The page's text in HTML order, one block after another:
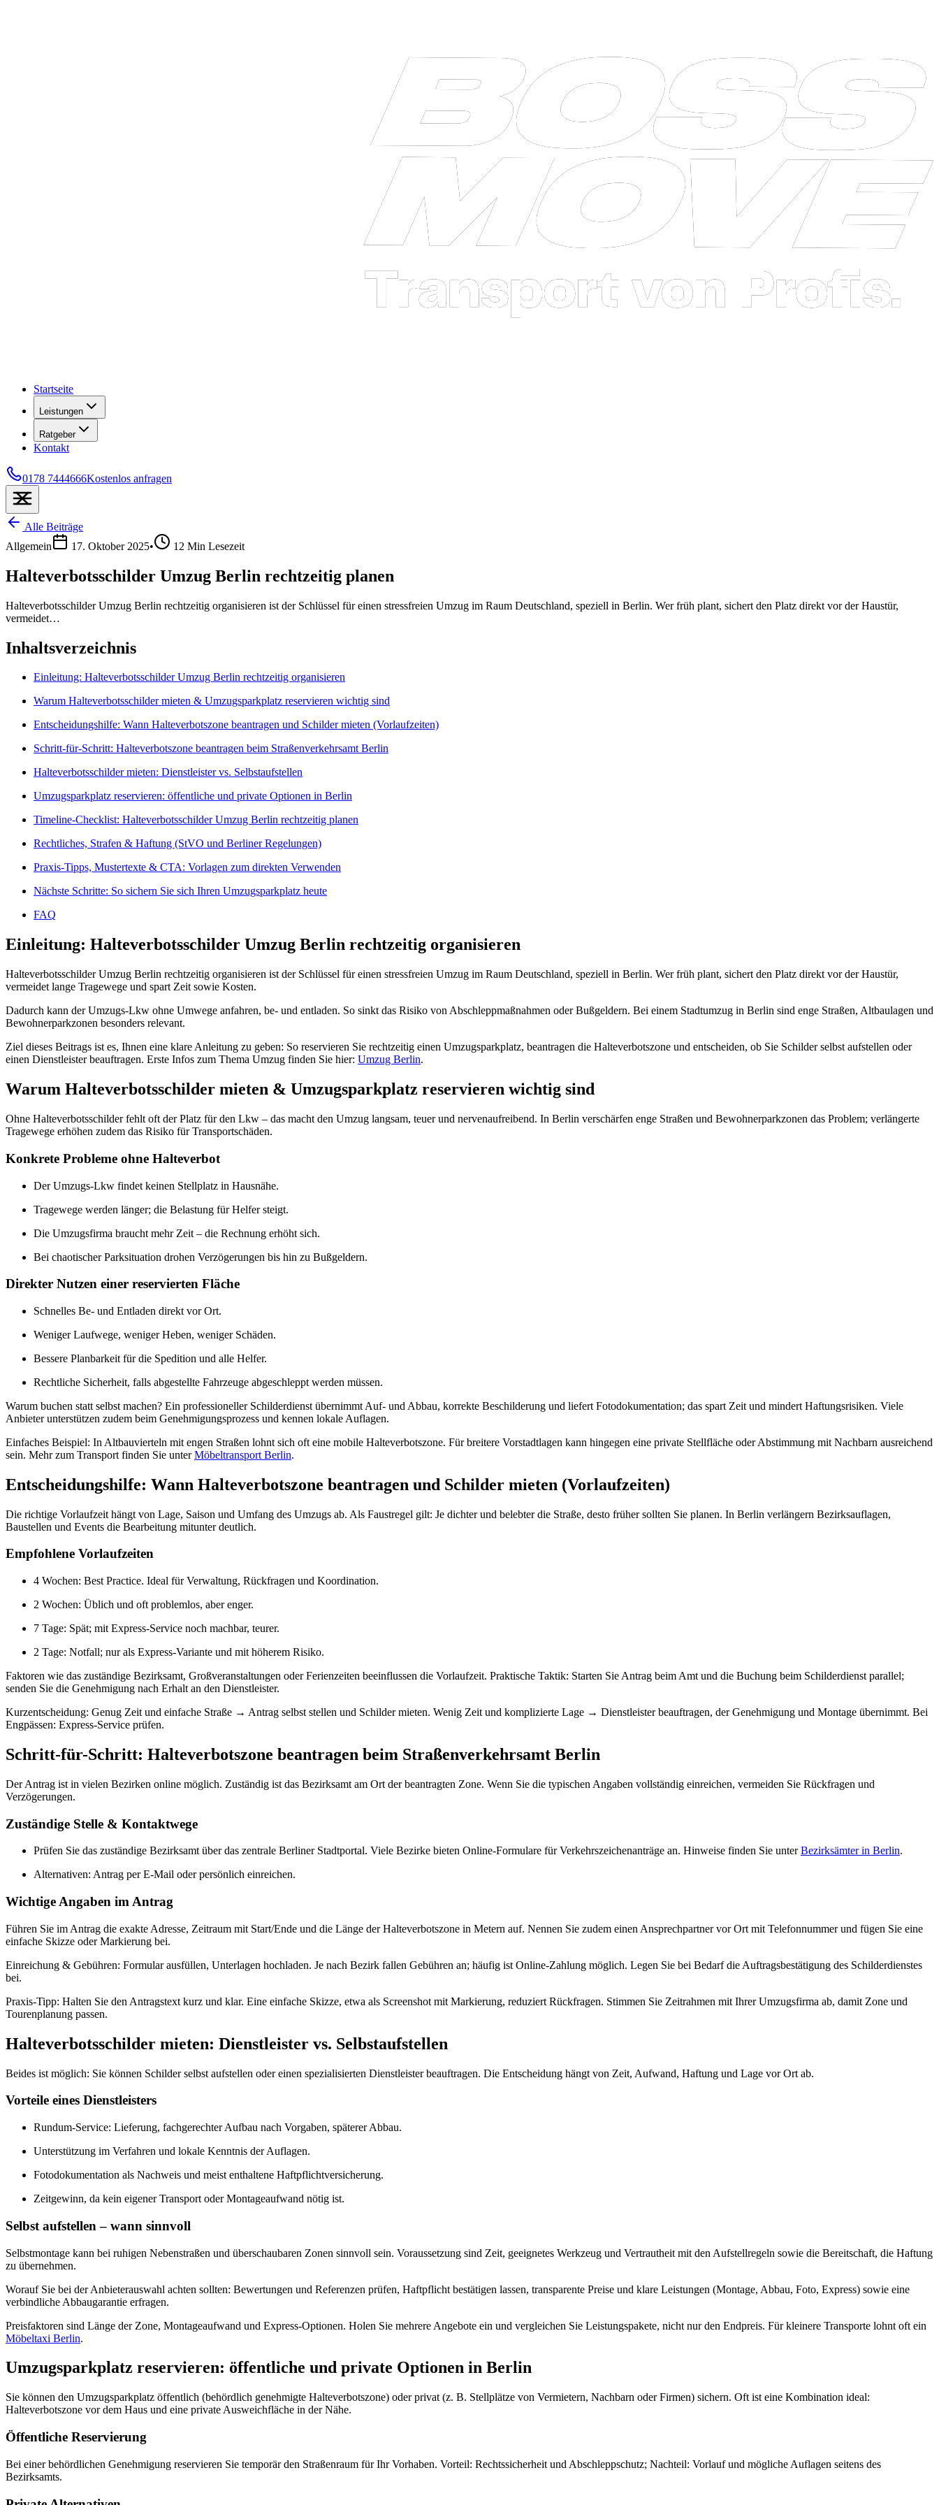
Startseite
Leistungen
Ratgeber
Kontakt
0178 7444666Kostenlos anfragen
Alle Beiträge
Allgemein
17. Oktober 2025• 12 Min Lesezeit
Halteverbotsschilder Umzug Berlin rechtzeitig planen
Halteverbotsschilder Umzug Berlin rechtzeitig organisieren ist der Schlüssel für einen stressfreien Umzug im Raum Deutschland, speziell in Berlin. Wer früh plant, sichert den Platz direkt vor der Haustür,
vermeidet…
Inhaltsverzeichnis
Einleitung: Halteverbotsschilder Umzug Berlin rechtzeitig organisieren
Warum Halteverbotsschilder mieten & Umzugsparkplatz reservieren wichtig sind
Entscheidungshilfe: Wann Halteverbotszone beantragen und Schilder mieten (Vorlaufzeiten)
Schritt-für-Schritt: Halteverbotszone beantragen beim Straßenverkehrsamt Berlin
Halteverbotsschilder mieten: Dienstleister vs. Selbstaufstellen
Umzugsparkplatz reservieren: öffentliche und private Optionen in Berlin
Timeline-Checklist: Halteverbotsschilder Umzug Berlin rechtzeitig planen
Rechtliches, Strafen & Haftung (StVO und Berliner Regelungen)
Praxis-Tipps, Mustertexte & CTA: Vorlagen zum direkten Verwenden
Nächste Schritte: So sichern Sie sich Ihren Umzugsparkplatz heute
FAQ
Einleitung: Halteverbotsschilder Umzug Berlin rechtzeitig organisieren
Halteverbotsschilder Umzug Berlin rechtzeitig organisieren ist der Schlüssel für einen stressfreien Umzug im Raum Deutschland, speziell in Berlin. Wer früh plant, sichert den Platz direkt vor der Haustür,
vermeidet lange Tragewege und spart Zeit sowie Kosten.
Dadurch kann der Umzugs-Lkw ohne Umwege anfahren, be- und entladen. So sinkt das Risiko von Abschleppmaßnahmen oder Bußgeldern. Bei einem Stadtumzug in Berlin sind enge Straßen, Altbaulagen und
Bewohnerparkzonen besonders relevant.
Ziel dieses Beitrags ist es, Ihnen eine klare Anleitung zu geben: So reservieren Sie rechtzeitig einen Umzugsparkplatz, beantragen die Halteverbotszone und entscheiden, ob Sie Schilder selbst aufstellen oder
einen Dienstleister beauftragen. Erste Infos zum Thema Umzug finden Sie hier: Umzug Berlin.
Warum Halteverbotsschilder mieten & Umzugsparkplatz reservieren wichtig sind
Ohne Halteverbotsschilder fehlt oft der Platz für den Lkw – das macht den Umzug langsam, teuer und nervenaufreibend. In Berlin verschärfen enge Straßen und Bewohnerparkzonen das Problem; verlängerte
Tragewege erhöhen zudem das Risiko für Transportschäden.
Konkrete Probleme ohne Halteverbot
Der Umzugs-Lkw findet keinen Stellplatz in Hausnähe.
Tragewege werden länger; die Belastung für Helfer steigt.
Die Umzugsfirma braucht mehr Zeit – die Rechnung erhöht sich.
Bei chaotischer Parksituation drohen Verzögerungen bis hin zu Bußgeldern.
Direkter Nutzen einer reservierten Fläche
Schnelles Be- und Entladen direkt vor Ort.
Weniger Laufwege, weniger Heben, weniger Schäden.
Bessere Planbarkeit für die Spedition und alle Helfer.
Rechtliche Sicherheit, falls abgestellte Fahrzeuge abgeschleppt werden müssen.
Warum buchen statt selbst machen? Ein professioneller Schilderdienst übernimmt Auf- und Abbau, korrekte Beschilderung und liefert Fotodokumentation; das spart Zeit und mindert Haftungsrisiken. Viele
Anbieter unterstützen zudem beim Genehmigungsprozess und kennen lokale Auflagen.
Einfaches Beispiel: In Altbauvierteln mit engen Straßen lohnt sich oft eine mobile Halteverbotszone. Für breitere Vorstadtlagen kann hingegen eine private Stellfläche oder Abstimmung mit Nachbarn ausreichend
sein. Mehr zum Transport finden Sie unterMöbeltransport Berlin.
Entscheidungshilfe: Wann Halteverbotszone beantragen und Schilder mieten (Vorlaufzeiten)
Die richtige Vorlaufzeit hängt von Lage, Saison und Umfang des Umzugs ab. Als Faustregel gilt: Je dichter und belebter die Straße, desto früher sollten Sie planen. In Berlin verlängern Bezirksauflagen,
Baustellen und Events die Bearbeitung mitunter deutlich.
Empfohlene Vorlaufzeiten
4 Wochen: Best Practice. Ideal für Verwaltung, Rückfragen und Koordination.
2 Wochen: Üblich und oft problemlos, aber enger.
7 Tage: Spät; mit Express-Service noch machbar, teurer.
2 Tage: Notfall; nur als Express-Variante und mit höherem Risiko.
Faktoren wie das zuständige Bezirksamt, Großveranstaltungen oder Ferienzeiten beeinflussen die Vorlaufzeit. Praktische Taktik: Starten Sie Antrag beim Amt und die Buchung beim Schilderdienst parallel;
senden Sie die Genehmigung nach Erhalt an den Dienstleister.
Kurzentscheidung: Genug Zeit und einfache Straße → Antrag selbst stellen und Schilder mieten. Wenig Zeit und komplizierte Lage → Dienstleister beauftragen, der Genehmigung und Montage übernimmt. Bei
Engpässen: Express-Service prüfen.
Schritt-für-Schritt: Halteverbotszone beantragen beim Straßenverkehrsamt Berlin
Der Antrag ist in vielen Bezirken online möglich. Zuständig ist das Bezirksamt am Ort der beantragten Zone. Wenn Sie die typischen Angaben vollständig einreichen, vermeiden Sie Rückfragen und
Verzögerungen.
Zuständige Stelle & Kontaktwege
Prüfen Sie das zuständige Bezirksamt über das zentrale Berliner Stadtportal. Viele Bezirke bieten Online-Formulare für Verkehrszeichenanträge an. Hinweise finden Sie unterBezirksämter in Berlin.
Alternativen: Antrag per E-Mail oder persönlich einreichen.
Wichtige Angaben im Antrag
Führen Sie im Antrag die exakte Adresse, Zeitraum mit Start/Ende und die Länge der Halteverbotszone in Metern auf. Nennen Sie zudem einen Ansprechpartner vor Ort mit Telefonnummer und fügen Sie eine
einfache Skizze oder Markierung bei.
Einreichung & Gebühren: Formular ausfüllen, Unterlagen hochladen. Je nach Bezirk fallen Gebühren an; häufig ist Online-Zahlung möglich. Legen Sie bei Bedarf die Auftragsbestätigung des Schilderdienstes
bei.
Praxis-Tipp: Halten Sie den Antragstext kurz und klar. Eine einfache Skizze, etwa als Screenshot mit Markierung, reduziert Rückfragen. Stimmen Sie Zeitrahmen mit Ihrer Umzugsfirma ab, damit Zone und
Tourenplanung passen.
Halteverbotsschilder mieten: Dienstleister vs. Selbstaufstellen
Beides ist möglich: Sie können Schilder selbst aufstellen oder einen spezialisierten Dienstleister beauftragen. Die Entscheidung hängt von Zeit, Aufwand, Haftung und Lage vor Ort ab.
Vorteile eines Dienstleisters
Rundum-Service: Lieferung, fachgerechter Aufbau nach Vorgaben, späterer Abbau.
Unterstützung im Verfahren und lokale Kenntnis der Auflagen.
Fotodokumentation als Nachweis und meist enthaltene Haftpflichtversicherung.
Zeitgewinn, da kein eigener Transport oder Montageaufwand nötig ist.
Selbst aufstellen – wann sinnvoll
Selbstmontage kann bei ruhigen Nebenstraßen und überschaubaren Zonen sinnvoll sein. Voraussetzung sind Zeit, geeignetes Werkzeug und Vertrautheit mit den Aufstellregeln sowie die Bereitschaft, die Haftung
zu übernehmen.
Worauf Sie bei der Anbieterauswahl achten sollten: Bewertungen und Referenzen prüfen, Haftpflicht bestätigen lassen, transparente Preise und klare Leistungen (Montage, Abbau, Foto, Express) sowie eine
verbindliche Abbaugarantie erfragen.
Preisfaktoren sind Länge der Zone, Montageaufwand und Express-Optionen. Holen Sie mehrere Angebote ein und vergleichen Sie Leistungspakete, nicht nur den Endpreis. Für kleinere Transporte lohnt oft ein
Möbeltaxi Berlin.
Umzugsparkplatz reservieren: öffentliche und private Optionen in Berlin
Sie können den Umzugsparkplatz öffentlich (behördlich genehmigte Halteverbotszone) oder privat (z. B. Stellplätze von Vermietern, Nachbarn oder Firmen) sichern. Oft ist eine Kombination ideal:
Halteverbotszone vor dem Haus und eine private Ausweichfläche in der Nähe.
Öffentliche Reservierung
Bei einer behördlichen Genehmigung reservieren Sie temporär den Straßenraum für Ihr Vorhaben. Vorteil: Rechtssicherheit und Abschleppschutz; Nachteil: Vorlauf und mögliche Auflagen seitens des
Bezirksamts.